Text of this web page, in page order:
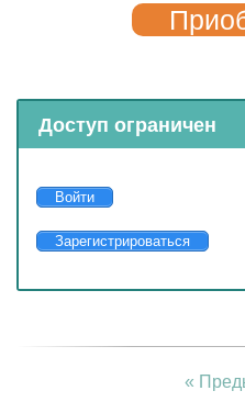
Доступ ограничен
Войти
Зарегистрироваться
«